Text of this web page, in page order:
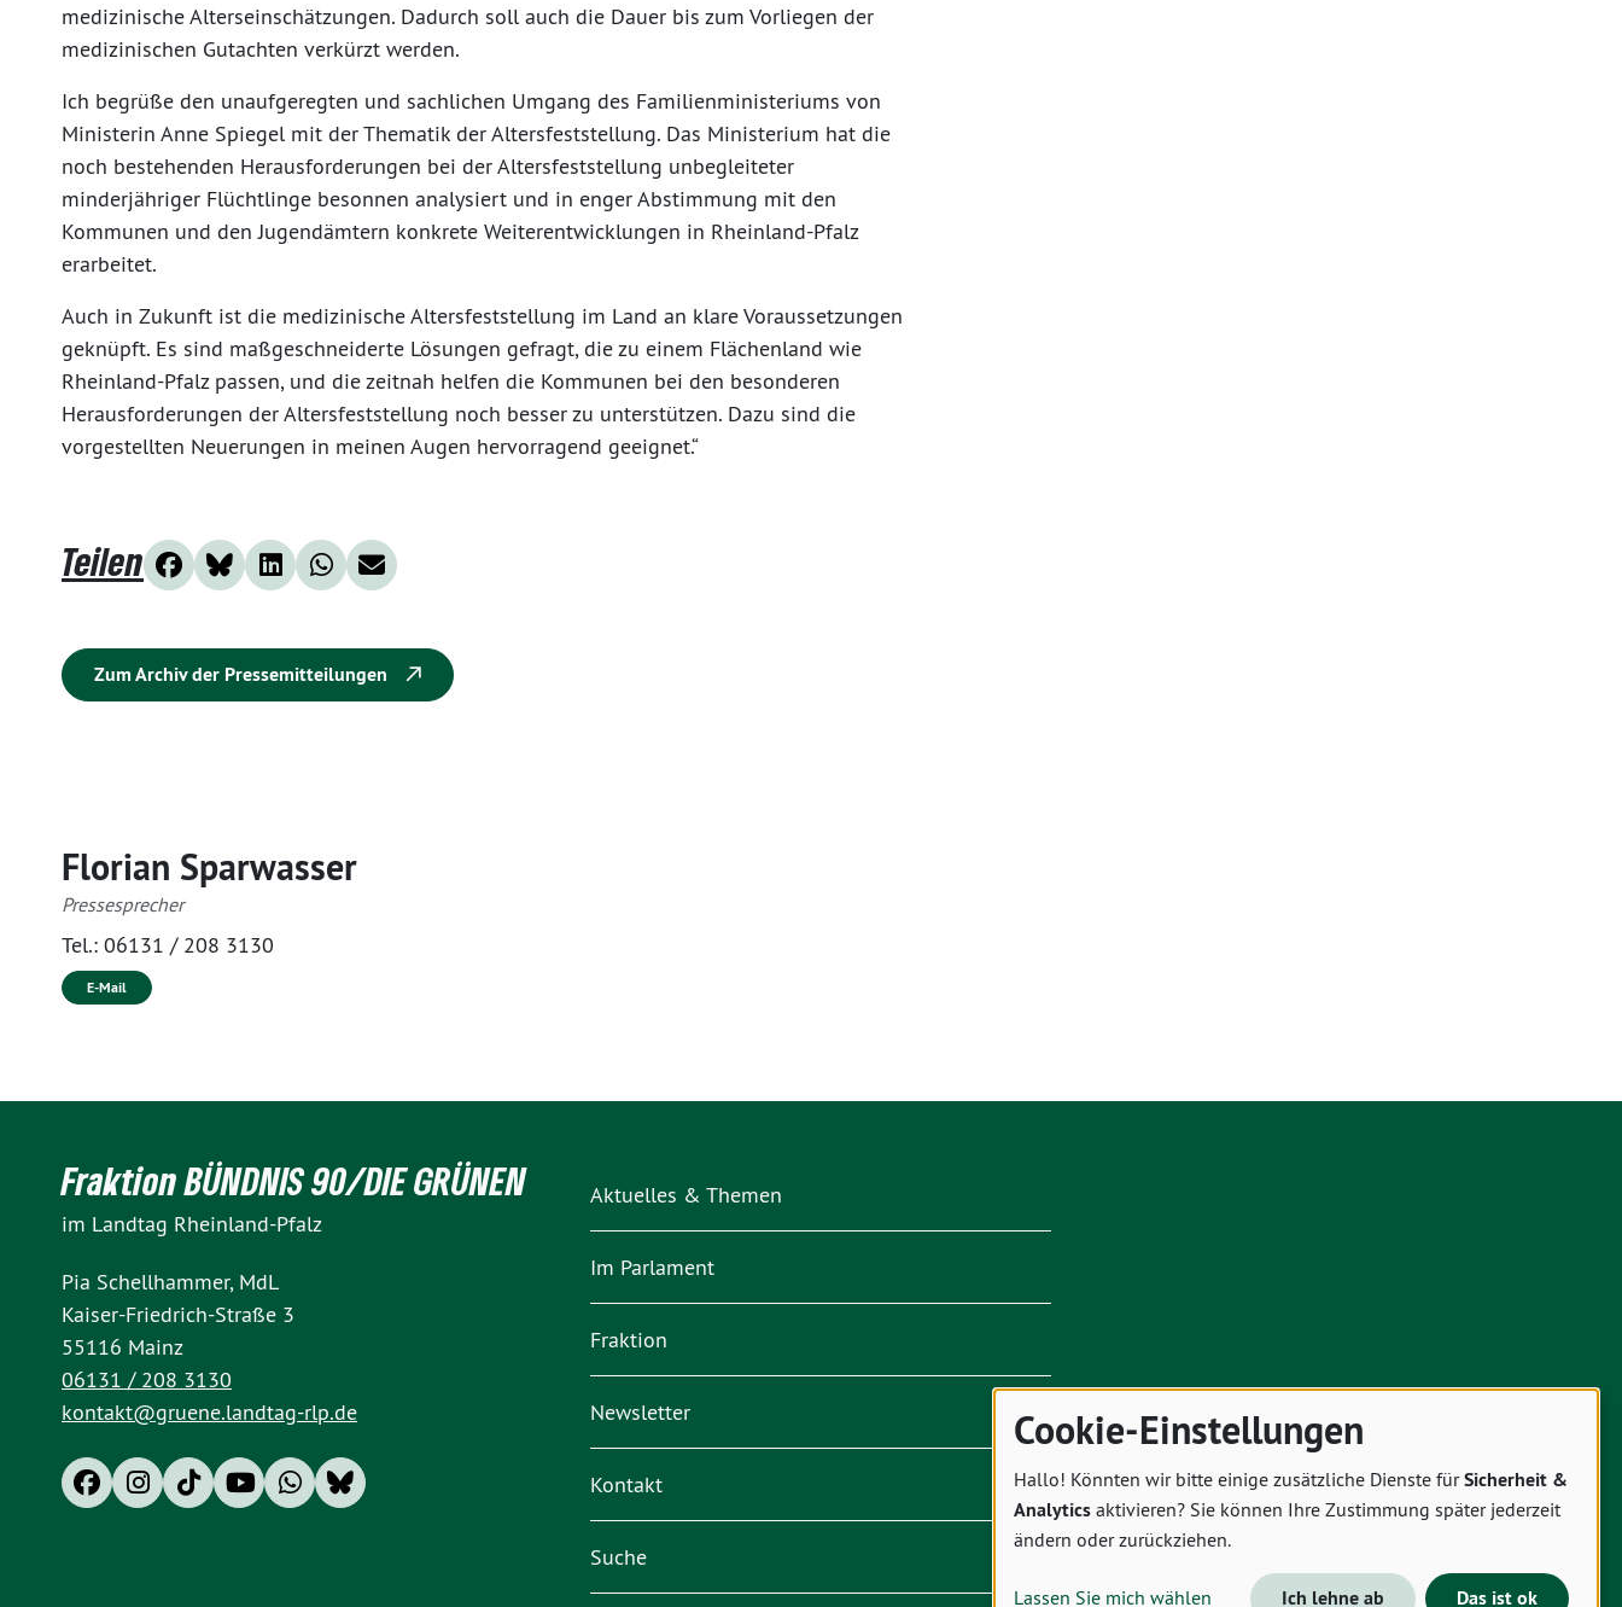
medizinische Alterseinschätzungen. Dadurch soll auch die Dauer bis zum Vorliegen der
medizinischen Gutachten verkürzt werden.
Ich begrüße den unaufgeregten und sachlichen Umgang des Familienministeriums von
Ministerin Anne Spiegel mit der Thematik der Altersfeststellung. Das Ministerium hat die
noch bestehenden Herausforderungen bei der Altersfeststellung unbegleiteter
minderjähriger Flüchtlinge besonnen analysiert und in enger Abstimmung mit den
Kommunen und den Jugendämtern konkrete Weiterentwicklungen in Rheinland-Pfalz
erarbeitet.
Auch in Zukunft ist die medizinische Altersfeststellung im Land an klare Voraussetzungen
geknüpft. Es sind maßgeschneiderte Lösungen gefragt, die zu einem Flächenland wie
Rheinland-Pfalz passen, und die zeitnah helfen die Kommunen bei den besonderen
Herausforderungen der Altersfeststellung noch besser zu unterstützen. Dazu sind die
vorgestellten Neuerungen in meinen Augen hervorragend geeignet.“
Teilen
Zum Archiv der Pressemitteilungen
Florian Sparwasser
Pressesprecher
Tel.: 06131 / 208 3130
E-Mail
Fraktion BÜNDNIS 90/DIE GRÜNEN
im Landtag Rheinland-Pfalz
Pia Schellhammer, MdL
Kaiser-Friedrich-Straße 3
55116 Mainz
06131 / 208 3130
kontakt@gruene.landtag-rlp.de
Aktuelles & Themen
Im Parlament
Fraktion
Newsletter
Kontakt
Suche
Cookie-Einstellungen
Hallo! Könnten wir bitte einige zusätzliche Dienste fürSicherheit &
Analytics aktivieren? Sie können Ihre Zustimmung später jederzeit
ändern oder zurückziehen.
Lassen Sie mich wählen Ich lehne ab Das ist ok